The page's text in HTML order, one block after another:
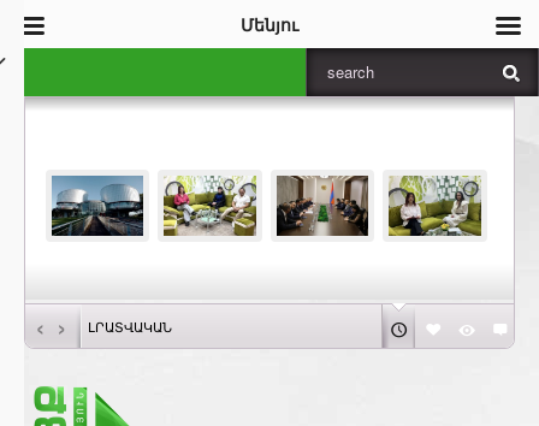
‹ › ԼՐԱՏՎԱԿԱՆ
Մենյու